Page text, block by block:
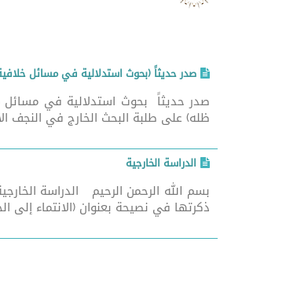
صدر حديثاً (بحوث استدلالية في مسائل
صدر حديثاً بحوث استدلالية في مسائل
ظله) على طلبة البحث الخارج في النجف الأشرف للفترة من 2/شعبان/
الدراسة الخارجية
بسم الله الرحمن الرحيم الدراسة
ذكرتها في نصيحة بعنوان (الانتماء إلى